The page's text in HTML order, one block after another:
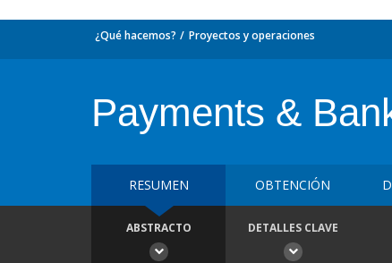
¿Qué hacemos? Proyectos y operaciones
Payments &
RESUMEN OBTENCIÓN
ABSTRACTO DETALLES CLAVE